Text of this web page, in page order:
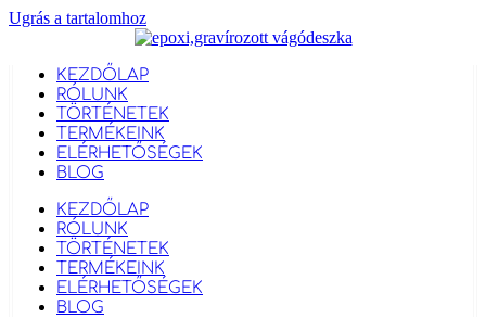
Ugrás a tartalomhoz
KEZDŐLAP
RÓLUNK
TÖRTÉNETEK
TERMÉKEINK
ELÉRHETŐSÉGEK
BLOG
KEZDŐLAP
RÓLUNK
TÖRTÉNETEK
TERMÉKEINK
ELÉRHETŐSÉGEK
BLOG